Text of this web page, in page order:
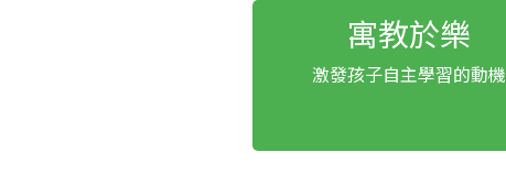
寓教於樂
激發孩子自主學習的動機